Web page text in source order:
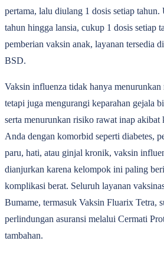
pertama, lalu diulang 1 dosis setiap tahun.
tahun hingga lansia, cukup 1 dosis setiap
pemberian vaksin anak, layanan tersedia
BSD.
Vaksin influenza tidak hanya
tetapi juga mengurangi keparahan gejala
serta menurunkan risiko rawat inap
Anda dengan komorbid seperti diabetes,
paru, hati, atau ginjal kronik, vaksin
dianjurkan karena kelompok ini paling
komplikasi berat. Seluruh layanan
Bumame, termasuk Vaksin Fluarix Tetra,
perlindungan asuransi melalui Cermati
tambahan.